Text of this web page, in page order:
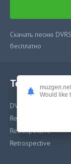
Скачать песню
бесплатно
Текст песни
DVRST -
Retrospective
Retrospective
Retrospective
muzgen.net
Would like